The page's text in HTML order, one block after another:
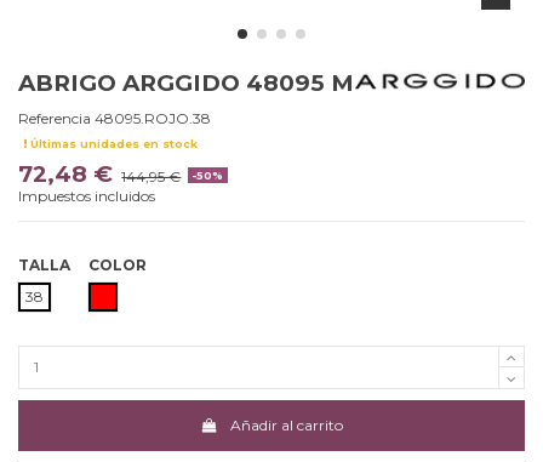
ABRIGO ARGGIDO 48095 M
Referencia 48095.ROJO.38
Últimas unidades en stock
72,48 € 144,95 € -50%
Impuestos incluidos
TALLA
38
COLOR
Añadir al carrito